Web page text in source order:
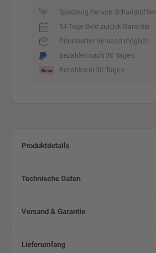
Spielzeug frei von Schadstoffen
14 Tage Geld zurück Garantie
Priorisierter Versand möglich
Bezahlen nach 30 Tagen
Bezahlen in 30 Tagen
Produktdetails
Technische Daten
Versand & Garantie
Lieferumfang